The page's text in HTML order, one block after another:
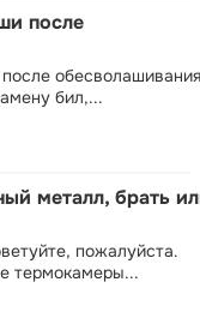
после
бил,...
металл, брать
пожалуйста.
термокамеры...